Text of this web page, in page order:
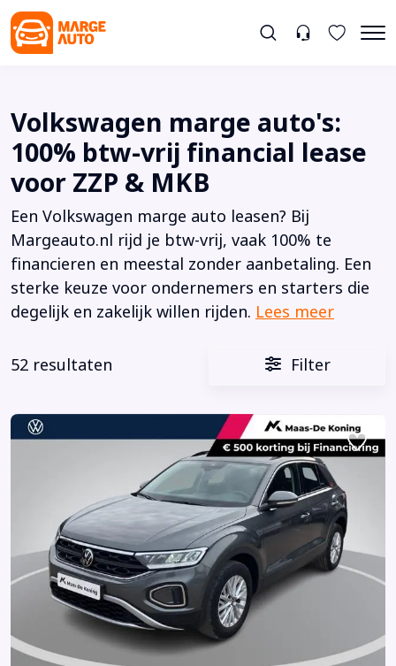
Volkswagen marge auto's:
100% btw-vrij financial lease
voor ZZP & MKB
Een Volkswagen marge auto leasen? Bij
Margeauto.nl rijd je btw-vrij, vaak 100% te
financieren en meestal zonder aanbetaling. Een
sterke keuze voor ondernemers en starters die
degelijk en zakelijk willen rijden. Lees meer
52 resultaten Filter